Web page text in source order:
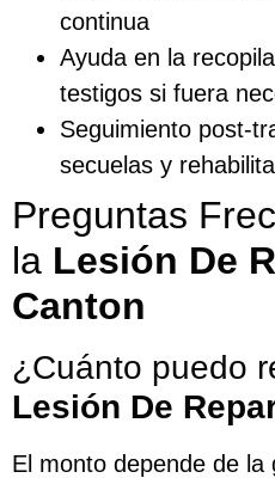
continua
Ayuda en la
testigos si fuera
Seguimiento post-
secuelas y
Preguntas
la Lesión De
Canton
¿Cuánto puedo
Lesión De
El monto depende de la